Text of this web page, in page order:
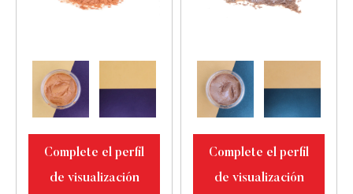
Complete el perfil
de visualización
Complete el perfil
de visualización